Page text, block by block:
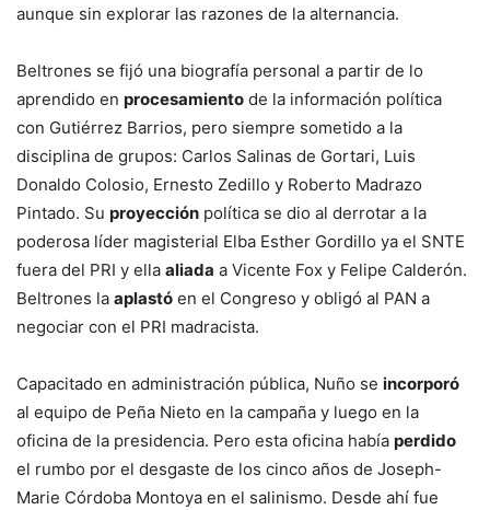
aunque sin explorar las razones de la alternancia.
Beltrones se fijó una biografía personal a partir de lo
aprendido en procesamiento de la información política
con Gutiérrez Barrios, pero siempre sometido a la
disciplina de grupos: Carlos Salinas de Gortari, Luis
Donaldo Colosio, Ernesto Zedillo y Roberto Madrazo
Pintado. Su proyección política se dio al derrotar a la
poderosa líder magisterial Elba Esther Gordillo ya el SNTE
fuera del PRI y ella aliada a Vicente Fox y Felipe Calderón.
Beltrones la aplastó en el Congreso y obligó al PAN a
negociar con el PRI madracista.
Capacitado en administración pública, Nuño se incorporó
al equipo de Peña Nieto en la campaña y luego en la
oficina de la presidencia. Pero esta oficina había perdido
el rumbo por el desgaste de los cinco años de Joseph-
Marie Córdoba Montoya en el salinismo. Desde ahí fue